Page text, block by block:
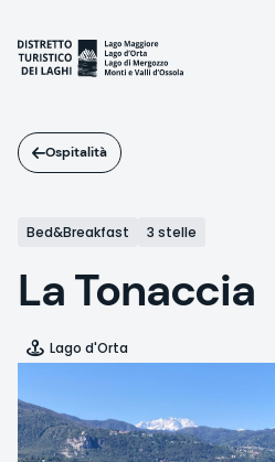
contenuto
principale
Ospitalità
Bed&Breakfast 3 stelle
La Tonaccia
Lago d'Orta